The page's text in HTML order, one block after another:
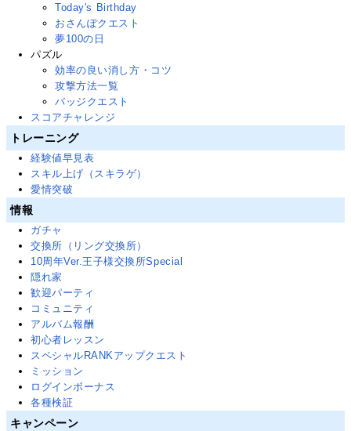
Today's Birthday
おさんぽクエスト
夢100の日
パズル
効率の良い消し方・コツ
攻撃方法一覧
バッジクエスト
スコアチャレンジ
トレーニング
経験値早見表
スキル上げ（スキラゲ）
愛情突破
情報
ガチャ
交換所（リング交換所）
10周年Ver.王子様交換所Special
隠れ家
歓迎パーティ
コミュニティ
アルバム報酬
初心者レッスン
スペシャルRANKアップクエスト
ミッション
ログインボーナス
各種検証
キャンペーン